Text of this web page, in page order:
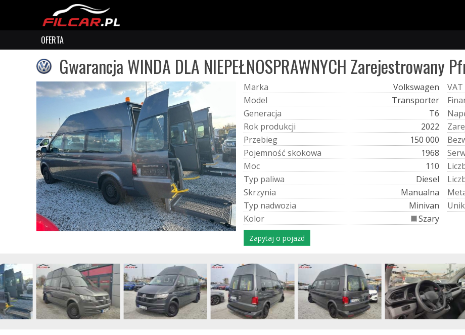
OFERTA
Gwarancja WINDA DLA NIEPEŁNOSPRAWNYCH Zarejestrowany
Marka
Volkswagen
Model
Transporter
Generacja
T6
Rok produkcji
2022
Przebieg
150 000
Pojemność skokowa
1968
Moc
110
Typ paliwa
Diesel
Skrzynia
Manualna
Typ nadwozia
Minivan
Kolor Szary
VAT
Fina
Nap
Zare
Bez
Ser
Licz
Licz
Met
Unik
Zapytaj o pojazd